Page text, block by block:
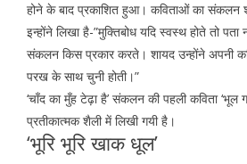
होने के बाद प्रकाशित हुआ। कविताओं का संकलन
इन्होंने लिखा है-”मुक्तिबोध यदि स्वस्थ होते तो
संकलन किस प्रकार करते। शायद उन्होंने अपनी
परख के साथ चुनी होती।”
‘चाँद का मुँह टेढ़ा है’ संकलन की पहली कविता ‘भूल
प्रतीकात्मक शैली में लिखी गयी है।
‘भूरि भूरि खाक धूल’